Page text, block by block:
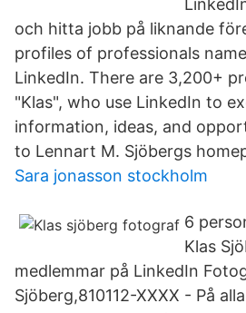
och hitta jobb på liknande
profiles of professionals
LinkedIn. There are 3,200+
"Klas", who use LinkedIn to
information, ideas, and
to Lennart M. Sjöbergs
Sara jonasson stockholm
6
Klas
medlemmar på LinkedIn
Sjöberg,810112-XXXX - På